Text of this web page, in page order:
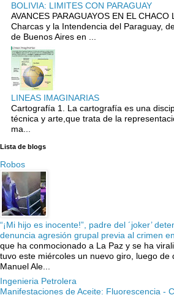
BOLIVIA: LIMITES CON PARAGUAY
AVANCES PARAGUAYOS EN EL
Charcas y la Intendencia del Paraguay,
de Buenos Aires en ...
LINEAS IMAGINARIAS
Cartografía 1. La cartografía es una
técnica y arte,que trata de la
ma...
Lista de blogs
Robos
“¡Mi hijo es inocente!”, padre del ´joker’
denuncia agresión grupal previa al crimen
que ha conmocionado a La Paz y se ha
tuvo este miércoles un nuevo giro, luego de
Manuel Ale...
Ingenieria Petrolera
Manifestaciones de Aceite: Fluorescencia -